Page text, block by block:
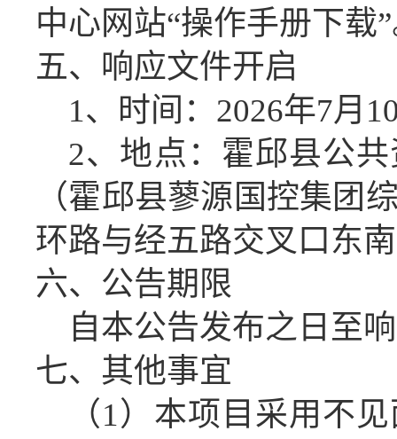
中心网站“操作手册下载
五、 响应文件开启
1、时间： 2026年7月
2、地点： 霍邱县公
（霍邱县蓼源国控集团
环路与经五路交叉口东
六、公告期限
自本公告发布之日至
七、 其他事宜
（1） 本项目采用不